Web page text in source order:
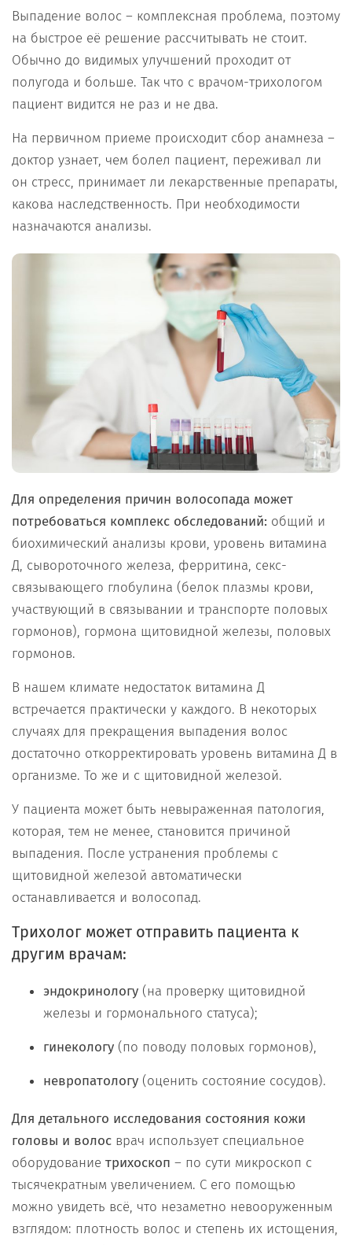
Выпадение волос – комплексная проблема, поэтому
на быстрое её решение рассчитывать не стоит.
Обычно до видимых улучшений проходит от
полугода и больше. Так что с врачом-трихологом
пациент видится не раз и не два.
На первичном приеме происходит сбор анамнеза –
доктор узнает, чем болел пациент, переживал ли
он стресс, принимает ли лекарственные препараты,
какова наследственность. При необходимости
назначаются анализы.
Для определения причин волосопада может
потребоваться комплекс обследований: общий и
биохимический анализы крови, уровень витамина
Д, сывороточного железа, ферритина, секс-
связывающего глобулина (белок плазмы крови,
участвующий в связывании и транспорте половых
гормонов), гормона щитовидной железы, половых
гормонов.
В нашем климате недостаток витамина Д
встречается практически у каждого. В некоторых
случаях для прекращения выпадения волос
достаточно откорректировать уровень витамина Д в
организме. То же и с щитовидной железой.
У пациента может быть невыраженная патология,
которая, тем не менее, становится причиной
выпадения. После устранения проблемы с
щитовидной железой автоматически
останавливается и волосопад.
Трихолог может отправить пациента к
другим врачам:
эндокринологу (на проверку щитовидной
железы и гормонального статуса);
гинекологу (по поводу половых гормонов),
невропатологу (оценить состояние сосудов).
Для детального исследования состояния кожи
головы и волос врач использует специальное
оборудование трихоскоп – по сути микроскоп с
тысячекратным увеличением. С его помощью
можно увидеть всё, что незаметно невооруженным
взглядом: плотность волос и степень их истощения,